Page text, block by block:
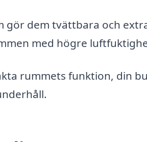
gör dem tvättbara och
med högre
rummets funktion, din